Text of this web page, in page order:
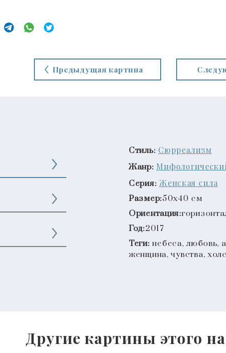
Предыдущая картина
Стиль: Сюрреализм
Жанр:
Серия: Женская сила
Размер:50x40 см
Ориентация:
Год:2017
Теги: небеса, любовь,
женщина, чувства,
Другие картины этого